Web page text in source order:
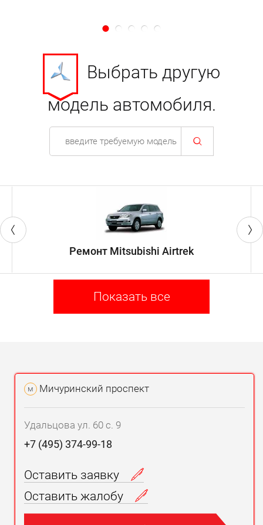
Выбрать другую
модель автомобиля.
Ремонт Mitsubishi Airtrek
Показать все
м Мичуринский проспект
Удальцова ул. 60 с. 9
+7 (495) 374-99-18
Оставить заявку
Оставить жалобу